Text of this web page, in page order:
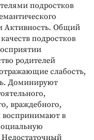
подростков
Активность. Общий
подростков
родителей
слабость,
Доминируют
враждебного,
воспринимают в
Недостаточный